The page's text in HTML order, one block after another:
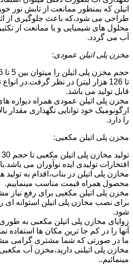
اتیلن که بمنظور ممانعت از تابش نور
طراحی می شود،که باعث جلوگیری از
محلول های شیمیایی و یا ممانعت از
آب می گردد.
مخزن پلی اتیلن عمودی:
تا 126 هزار لیتر) در نظر گرفت.در
قابل تولید می باشد.
مخزن پلی اتیلن عمودی همراه دیواره
ارگونومیک خود توانایی نگهداری مقدار
را دارد.
مخزن پلی اتیلن مکعبی:
افتخارات تولیدی ایده نوآوران می
مخازن پلی اتیلن در بناب،اقدام به تولید
محصول همراه قیمت مناسب مینماییم.
مخزن پلی اتیلن مکعبی برای رفع نیاز
برای نصب مخازن پلی اتیلن استوانه ای
شود.
زوایای مخازن پلی اتیلن مکعبی به طوری
آنها را در کم جا ترین مکان ها استفاده
ما در صورتی که شما مشتری گرامی
مخازن پلی اتیلنی دارید،مخزن آب
مینمائیم..